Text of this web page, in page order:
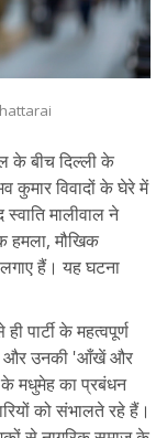
के बीच दिल्ली के
कुमार विवादों के घेरे में
मालीवाल ने
हमला, मौखिक
हैं। यह घटना
पार्टी के महत्वपूर्ण
और उनकी 'आँखें और
मधुमेह का प्रबंधन
को संभालते रहे हैं।